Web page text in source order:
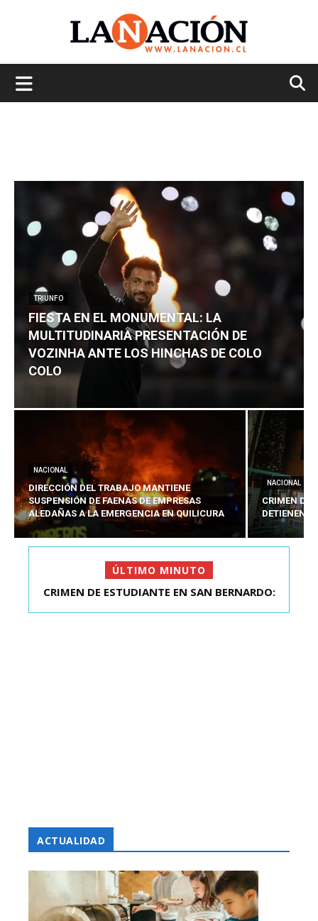
TRIUNFO
FIESTA EN EL MONUMENTAL: LA
MULTITUDINARIA PRESENTACIÓN DE
VOZINHA ANTE LOS HINCHAS DE COLO
COLO
NACIONAL
DIRECCIÓN DEL TRABAJO MANTIENE
SUSPENSIÓN DE FAENAS DE EMPRESAS
ALEDAÑAS A LA EMERGENCIA EN QUILICURA
NACIONAL
CRIMEN DE
DETIENEN
ÚLTIMO MINUTO
FIESTA EN EL MONUMENTAL: LA
CRIMEN DE ESTUDIANTE EN SAN BERNARDO:
ACTUALIDAD